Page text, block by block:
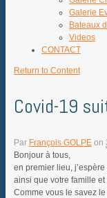
Galerie
Bateaux
Videos
CONTACT
Return to Content
Covid-19
Par François GOLPE on
Bonjour à tous,
en premier lieu,
ainsi que votre famille
Comme vous le savez